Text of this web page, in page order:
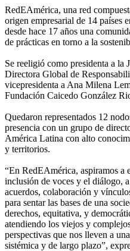
RedEAmérica, una red
origen empresarial de 14 países
desde hace 17 años una
de prácticas en torno a la
Se reeligió como presidenta a la
Directora Global de
vicepresidenta a Ana Milena
Fundación Caicedo González
Quedaron representados 12
presencia con un grupo de
América Latina con alto
y territorios.
“En RedEAmérica, aspiramos a
inclusión de voces y el diálogo,
acuerdos, colaboración y
para sentar las bases de una
derechos, equitativa, y
atendiendo los viejos y
perspectivas que nos lleven a
sistémica y de largo plazo”,